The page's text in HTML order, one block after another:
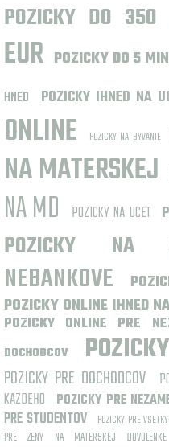
POZICKY DO 350
EUR POZICKY DO 5
HNED
POZICKY IHNED NA
ONLINE
POZICKY NA BYVANIE
NA MATERSKEJ
NA MD
POZICKY NA UCET
POZICKY NA
NEBANKOVE
POZICKY ONLINE IHNED
POZICKY ONLINE PRE
DOCHODCOV
POZICKY PRE DOCHODCOV
KAZDEHO
POZICKY PRE
PRE STUDENTOV
POZICKY PRE
PRE ZENY NA MATERSKEJ DOVOLENKE